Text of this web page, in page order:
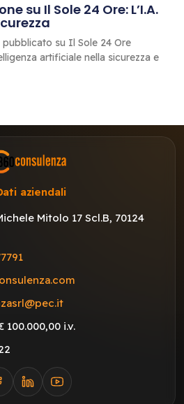
su Il Sole 24 Ore: L’I.A.
su Il Sole 24 Ore
artificiale nella sicurezza e
aziendali
Mitolo 17 Scl.B, 70124
100.000,00 i.v.